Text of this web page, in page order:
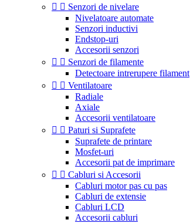
  Senzori de nivelare
Nivelatoare automate
Senzori inductivi
Endstop-uri
Accesorii senzori
  Senzori de filamente
Detectoare intrerupere filament
  Ventilatoare
Radiale
Axiale
Accesorii ventilatoare
  Paturi si Suprafete
Suprafete de printare
Mosfet-uri
Accesorii pat de imprimare
  Cabluri si Accesorii
Cabluri motor pas cu pas
Cabluri de extensie
Cabluri LCD
Accesorii cabluri